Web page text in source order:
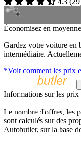
Économisez en
Gardez votre voiture en
intermédiaire.
*Voir comment les prix
Informations sur les prix
Le nombre d'offres, les
sont calculés sur des
Autobutler, sur la base